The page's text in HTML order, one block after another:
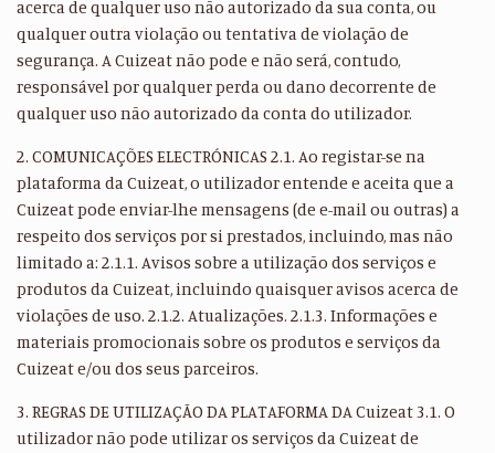
acerca de qualquer uso não autorizado da sua conta, ou
qualquer outra violação ou tentativa de violação de
segurança. A Cuizeat não pode e não será, contudo,
responsável por qualquer perda ou dano decorrente de
qualquer uso não autorizado da conta do utilizador.
2. COMUNICAÇÕES ELECTRÓNICAS 2.1. Ao registar-se na
plataforma da Cuizeat, o utilizador entende e aceita que a
Cuizeat pode enviar-lhe mensagens (de e-mail ou outras) a
respeito dos serviços por si prestados, incluindo, mas não
limitado a: 2.1.1. Avisos sobre a utilização dos serviços e
produtos da Cuizeat, incluindo quaisquer avisos acerca de
violações de uso. 2.1.2. Atualizações. 2.1.3. Informações e
materiais promocionais sobre os produtos e serviços da
Cuizeat e/ou dos seus parceiros.
3. REGRAS DE UTILIZAÇÃO DA PLATAFORMA DA Cuizeat 3.1. O
utilizador não pode utilizar os serviços da Cuizeat de